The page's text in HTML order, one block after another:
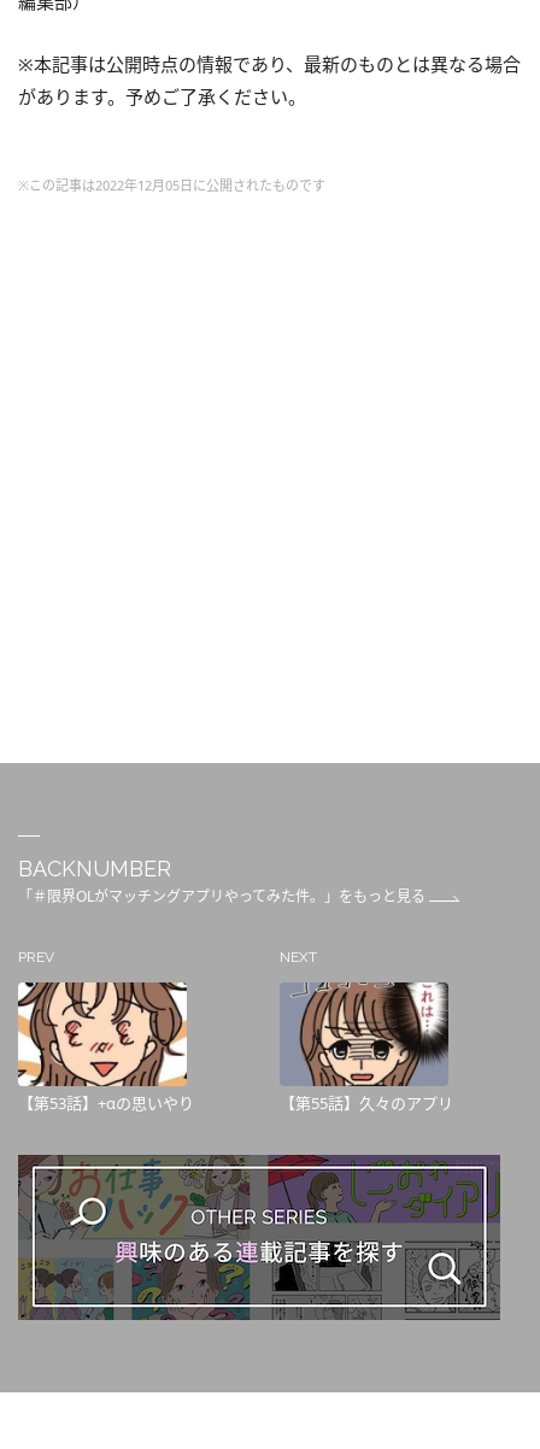
※本記事は公開時点の情報であり、最新のものとは異なる場合
があります。予めご了承ください。
※この記事は2022年12月05日に公開されたものです
BACKNUMBER
「＃限界OLがマッチングアプリやってみた件。」をもっと見る
PREV
【第53話】+αの思いやり
NEXT
【第55話】久々のアプリ